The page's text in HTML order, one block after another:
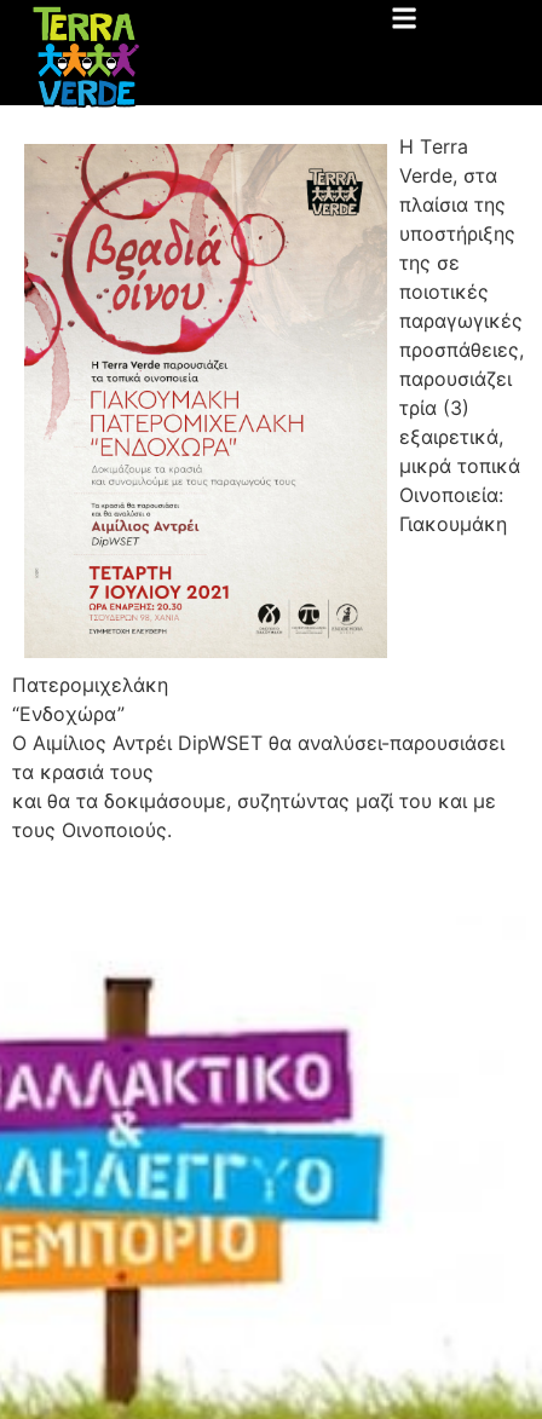
Η Τerra
Verde, στα
πλαίσια της
υποστήριξης
της σε
ποιοτικές
παραγωγικές
προσπάθειες,
παρουσιάζει
τρία (3)
εξαιρετικά,
μικρά τοπικά
Οινοποιεία:
Γιακουμάκη
Πατερομιχελάκη
“Ενδοχώρα”
Ο Αιμίλιος Αντρέι DipWSET θα αναλύσει-παρουσιάσει
τα κρασιά τους
και θα τα δοκιμάσουμε, συζητώντας μαζί του και με
τους Οινοποιούς.